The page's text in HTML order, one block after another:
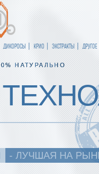
ДИКОРОСЫ КРИО ЭКСТРАКТЫ ДРУГОЕ
НАТУРАЛЬНО
- ЛУЧШАЯ НА